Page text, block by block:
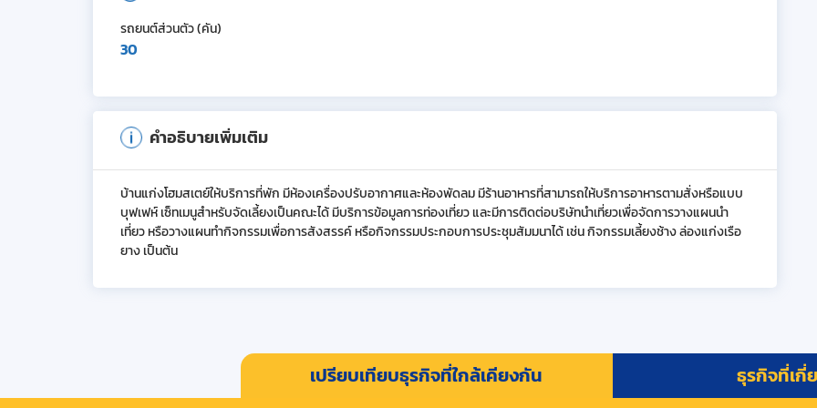
รถยนต์ส่วนตัว (คัน)
30
คำอธิบายเพิ่มเติม
บ้านแก่งโฮมสเตย์ให้บริการที่พัก มีห้องเครื่องปรับอากาศและห้องพัดลม มีร้านอาหารที่สามารถให้บริการอาหารตามสั่งหรือแบบ
บุฟเฟห์ เซ็ทเมนูสำหรับจัดเลี้ยงเป็นคณะได้ มีบริการข้อมูลการท่องเที่ยว และมีการติดต่อบริษัทนำเที่ยวเพื่อจัดการวางแผนนำ
เที่ยว หรือวางแผนทำกิจกรรมเพื่อการสังสรรค์ หรือกิจกรรมประกอบการประชุมสัมมนาได้ เช่น กิจกรรมเลี้ยงช้าง ล่องแก่งเรือ
ยาง เป็นต้น
เปรียบเทียบธุรกิจที่ใกล้เคียงกัน ธุรกิจที่เกี่